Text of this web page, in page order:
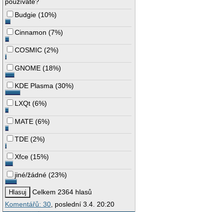
Budgie (10%)
Cinnamon (7%)
COSMIC (2%)
GNOME (18%)
KDE Plasma (30%)
LXQt (6%)
MATE (6%)
TDE (2%)
Xfce (15%)
jiné/žádné (23%)
Celkem 2364 hlasů
Komentářů: 30, poslední 3.4. 20:20